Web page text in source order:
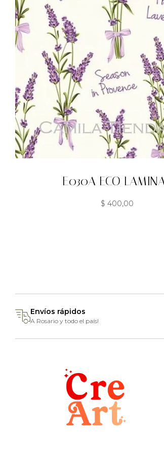
E030A ECO
$ 400,00
Envíos rápidos
A Rosario y todo el país!